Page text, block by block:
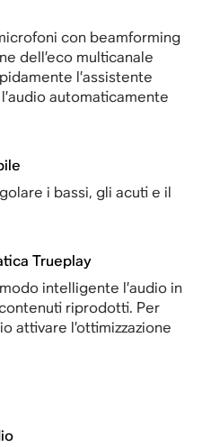
con beamforming
dell’eco multicanale
l’assistente
automaticamente
i bassi, gli acuti e il
Trueplay
intelligente l’audio in
riprodotti. Per
attivare l’ottimizzazione